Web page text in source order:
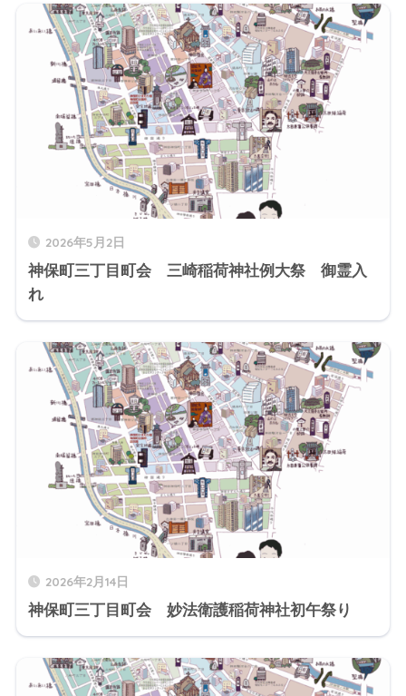
2026年5月2日
神保町三丁目町会 三崎稲荷神社例大祭 御霊入
れ
2026年2月14日
神保町三丁目町会 妙法衛護稲荷神社初午祭り